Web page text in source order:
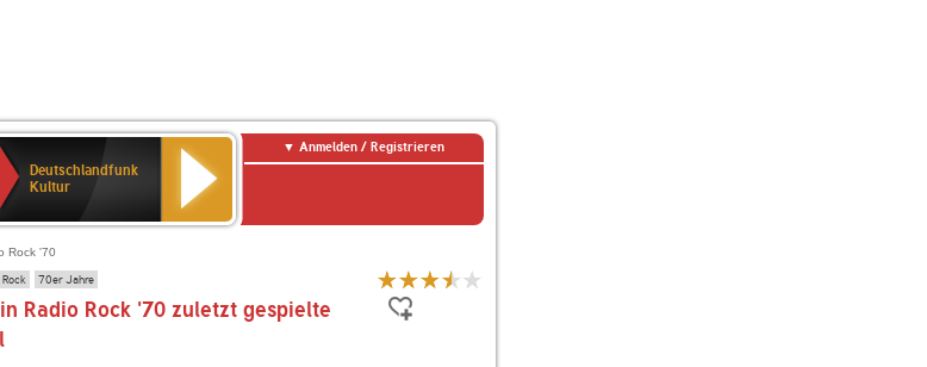
Deutschlandfunk
Kultur
Anmelden / Registrieren
Rock '70
70er Jahre
Radio Rock '70 zuletzt gespielte